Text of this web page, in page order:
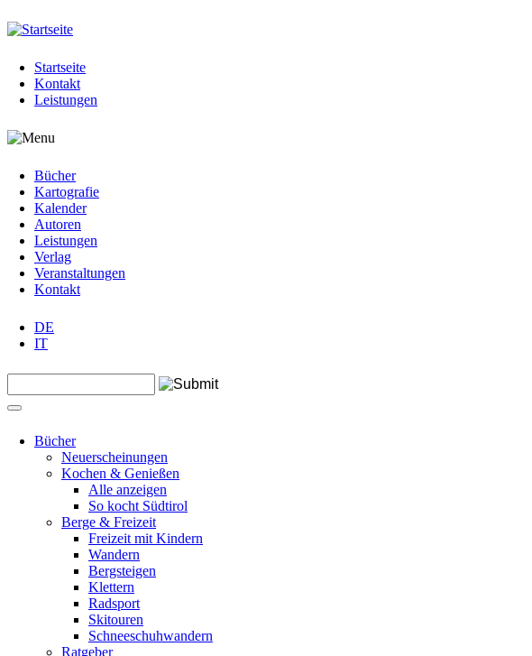
Jump to navigation
Startseite
Kontakt
Leistungen
Bücher
Kartografie
Kalender
Autoren
Leistungen
Verlag
Veranstaltungen
Kontakt
DE
IT
Suchformular
Bücher
Neuerscheinungen
Kochen & Genießen
Alle anzeigen
So kocht Südtirol
Berge & Freizeit
Freizeit mit Kindern
Wandern
Bergsteigen
Klettern
Radsport
Skitouren
Schneeschuhwandern
Ratgeber